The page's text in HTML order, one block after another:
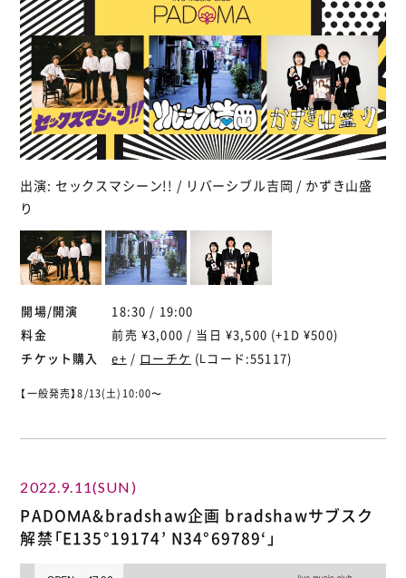
出演: セックスマシーン!! / リバーシブル吉岡 / かずき山盛
り
開場/開演
18:30 / 19:00
料金
前売 ¥3,000 / 当日 ¥3,500 (+1D ¥500)
チケット購入
e+ / ローチケ (Lコード:55117)
【一般発売】8/13(土)10:00〜
2022.9.11(SUN)
PADOMA&bradshaw企画 bradshawサブスク
解禁「E135°19174’ N34°69789‘」